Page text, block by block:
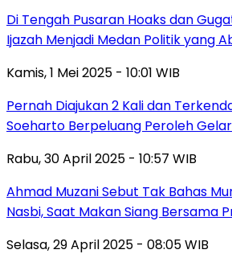
Di Tengah Pusaran Hoaks dan
Ijazah Menjadi Medan Politik yang
Kamis, 1 Mei 2025 - 10:01 WIB
Pernah Diajukan 2 Kali dan
Soeharto Berpeluang Peroleh
Rabu, 30 April 2025 - 10:57 WIB
Ahmad Muzani Sebut Tak Bahas
Nasbi, Saat Makan Siang Bersama
Selasa, 29 April 2025 - 08:05 WIB